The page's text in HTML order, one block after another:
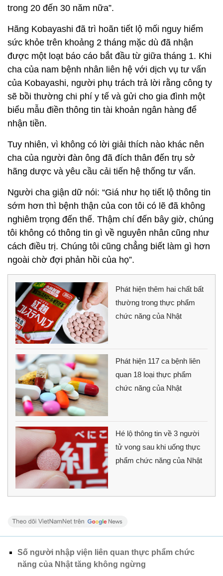
trong 20 đến 30 năm nữa”.
Hãng Kobayashi đã trì hoãn tiết lộ mối nguy hiểm
sức khỏe trên khoảng 2 tháng mặc dù đã nhận
được một loạt báo cáo bắt đầu từ giữa tháng 1. Khi
cha của nam bệnh nhân liên hệ với dịch vụ tư vấn
của Kobayashi, người phụ trách trả lời rằng công ty
sẽ bồi thường chi phí y tế và gửi cho gia đình một
biểu mẫu điền thông tin tài khoản ngân hàng để
nhận tiền.
Tuy nhiên, vì không có lời giải thích nào khác nên
cha của người đàn ông đã đích thân đến trụ sở
hãng dược và yêu cầu cải tiến hệ thống tư vấn.
Người cha giận dữ nói: “Giá như họ tiết lộ thông tin
sớm hơn thì bệnh thận của con tôi có lẽ đã không
nghiêm trọng đến thế. Thậm chí đến bây giờ, chúng
tôi không có thông tin gì về nguyên nhân cũng như
cách điều trị. Chúng tôi cũng chẳng biết làm gì hơn
ngoài chờ đợi phản hồi của họ”.
Phát hiện thêm hai chất bất
thường trong thực phẩm
chức năng của Nhật
Phát hiện 117 ca bệnh liên
quan 18 loại thực phẩm
chức năng của Nhật
Hé lộ thông tin về 3 người
tử vong sau khi uống thực
phẩm chức năng của Nhật
Số người nhập viện liên quan thực phẩm chức
năng của Nhật tăng không ngừng